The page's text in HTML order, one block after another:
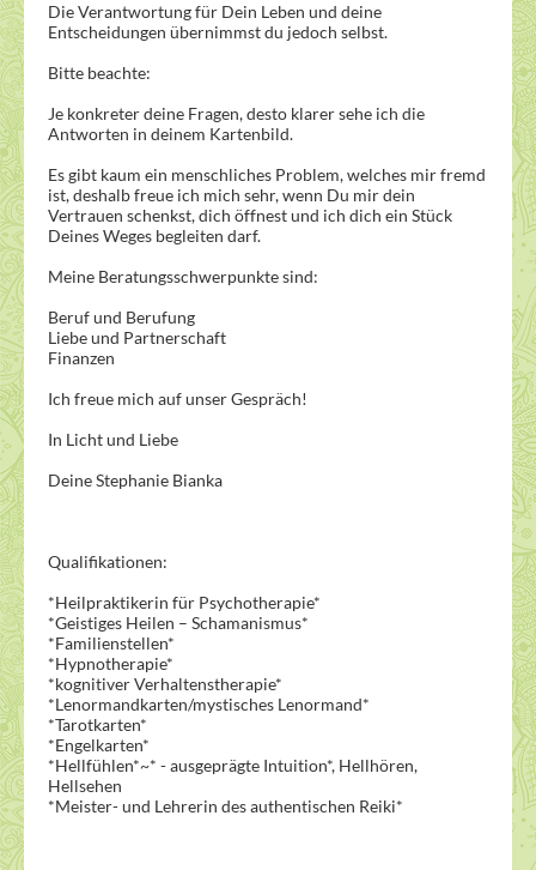
Die Verantwortung für Dein Leben und deine
Entscheidungen übernimmst du jedoch selbst.
Bitte beachte:
Je konkreter deine Fragen, desto klarer sehe ich die
Antworten in deinem Kartenbild.
Es gibt kaum ein menschliches Problem, welches mir fremd
ist, deshalb freue ich mich sehr, wenn Du mir dein
Vertrauen schenkst, dich öffnest und ich dich ein Stück
Deines Weges begleiten darf.
Meine Beratungsschwerpunkte sind:
Beruf und Berufung
Liebe und Partnerschaft
Finanzen
Ich freue mich auf unser Gespräch!
In Licht und Liebe
Deine Stephanie Bianka
Qualifikationen:
*Heilpraktikerin für Psychotherapie*
*Geistiges Heilen – Schamanismus*
*Familienstellen*
*Hypnotherapie*
*kognitiver Verhaltenstherapie*
*Lenormandkarten/mystisches Lenormand*
*Tarotkarten*
*Engelkarten*
*Hellfühlen*~* - ausgeprägte Intuition*, Hellhören,
Hellsehen
*Meister- und Lehrerin des authentischen Reiki*